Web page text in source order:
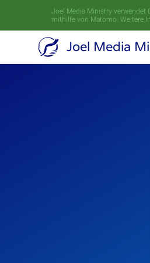
Joel Media Ministry verwendet
mithilfe von Matomo. Weitere
Joel Media